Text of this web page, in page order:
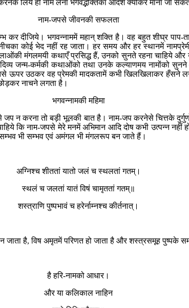
लिये ही नाम लेना भगवद्भक्तिका आदर्श क्योंकर माना जा
नाम-जपसे जीवनकी सफलता
दीजिये। भगवन्नाममें महान् शक्ति है। वह बहुत शीघ्र पाप-
कोई भेद नहीं रह जाता। हर समय और हर स्थानमें
मंगलमयी कथाएँ प्रसिद्ध हैं, उनको सुनते रहना चाहिये
जन्म-कर्मकी कथाओंको तथा उनके कल्याणमय नामोंको
ऊपर उठकर वह प्रेमकी मादकतामें कभी खिलखिलाकर
नाचने लगता है।
भगवन्नामकी महिमा
जप न करना तो बड़ी भूलकी बात है। नाम-जप करनेसे चित्तके
कि नाम-जपसे मेरे मनमें अभिमान आदि दोष कभी उत्पन्न
भी सम्भव एवं अमंगल भी मंगलरूप बन जाते हैं।
अग्निश्च शीततां यातो जलं च स्थलतां गतम्।
स्थलं च जलतां यातं विषं चामृततां गतम्॥
शस्त्राणि पुष्पभावं च हरेर्नाम्नश्च कीर्तनात्।
जाता है, विष अमृतमें परिणत हो जाता है और शस्त्रसमूह पुष्पके
है हरि-नामको आधार।
और या कलिकाल नाहिन